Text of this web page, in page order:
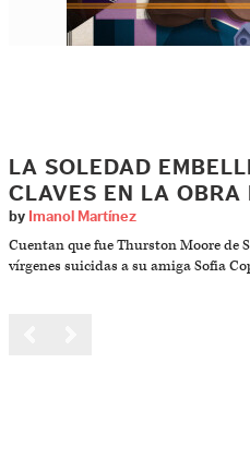
LA SOLEDAD
CLAVES EN LA
by Imanol Martínez
Cuentan que fue Thurston Moore de
vírgenes suicidas a su amiga Sofia